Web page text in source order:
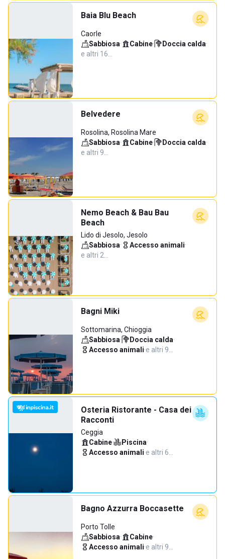
Baia Blu Beach
Caorle
Sabbiosa· Cabine· Doccia calda·
e altri 16…
Belvedere
Rosolina, Rosolina Mare
Sabbiosa· Cabine· Doccia calda·
e altri 9…
Nemo Beach & Bau Bau
Beach
Lido di Jesolo, Jesolo
Sabbiosa· Accesso animali·
e altri 2…
Bagni Miki
Sottomarina, Chioggia
Sabbiosa· Doccia calda·
Accesso animali·e altri 9…
Osteria Ristorante - Casa dei
Racconti
Ceggia
Cabine· Piscina·
Accesso animali·e altri 6…
Bagno Azzurra Boccasette
Porto Tolle
Sabbiosa· Cabine·
Accesso animali·e altri 9…